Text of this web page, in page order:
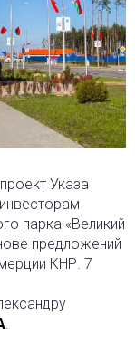
Указа
парка «Великий
предложений
КНР. 7
.